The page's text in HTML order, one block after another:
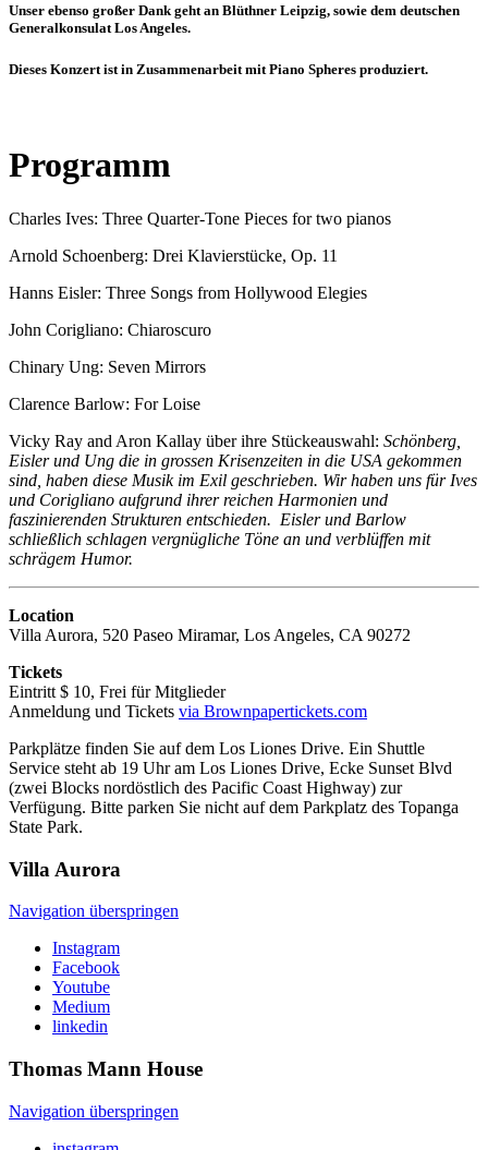
Unser ebenso großer Dank geht an Blüthner Leipzig, sowie dem deutschen
Generalkonsulat Los Angeles.
Dieses Konzert ist in Zusammenarbeit mit Piano Spheres produziert.
Programm
Charles Ives: Three Quarter-Tone Pieces for two pianos
Arnold Schoenberg: Drei Klavierstücke, Op. 11
Hanns Eisler: Three Songs from Hollywood Elegies
John Corigliano: Chiaroscuro
Chinary Ung: Seven Mirrors
Clarence Barlow: For Loise
Vicky Ray and Aron Kallay über ihre Stückeauswahl: Schönberg,
Eisler und Ung die in grossen Krisenzeiten in die USA gekommen
sind, haben diese Musik im Exil geschrieben. Wir haben uns für Ives
und Corigliano aufgrund ihrer reichen Harmonien und
faszinierenden Strukturen entschieden. Eisler und Barlow
schließlich schlagen vergnügliche Töne an und verblüffen mit
schrägem Humor.
Location
Villa Aurora, 520 Paseo Miramar, Los Angeles, CA 90272
Tickets
Eintritt $ 10, Frei für Mitglieder
Anmeldung und Tickets via Brownpapertickets.com
Parkplätze finden Sie auf dem Los Liones Drive. Ein Shuttle
Service steht ab 19 Uhr am Los Liones Drive, Ecke Sunset Blvd
(zwei Blocks nordöstlich des Pacific Coast Highway) zur
Verfügung. Bitte parken Sie nicht auf dem Parkplatz des Topanga
State Park.
Villa Aurora
Navigation überspringen
Instagram
Facebook
Youtube
Medium
linkedin
Thomas Mann House
Navigation überspringen